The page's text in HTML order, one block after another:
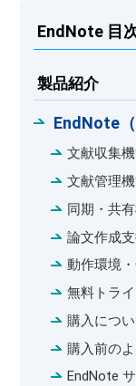
EndNote 目
製品紹介
EndNote
文献収集
文献管理
同期・共
論文作成
動作環境
無料トラ
購入につ
購入前の
EndNote